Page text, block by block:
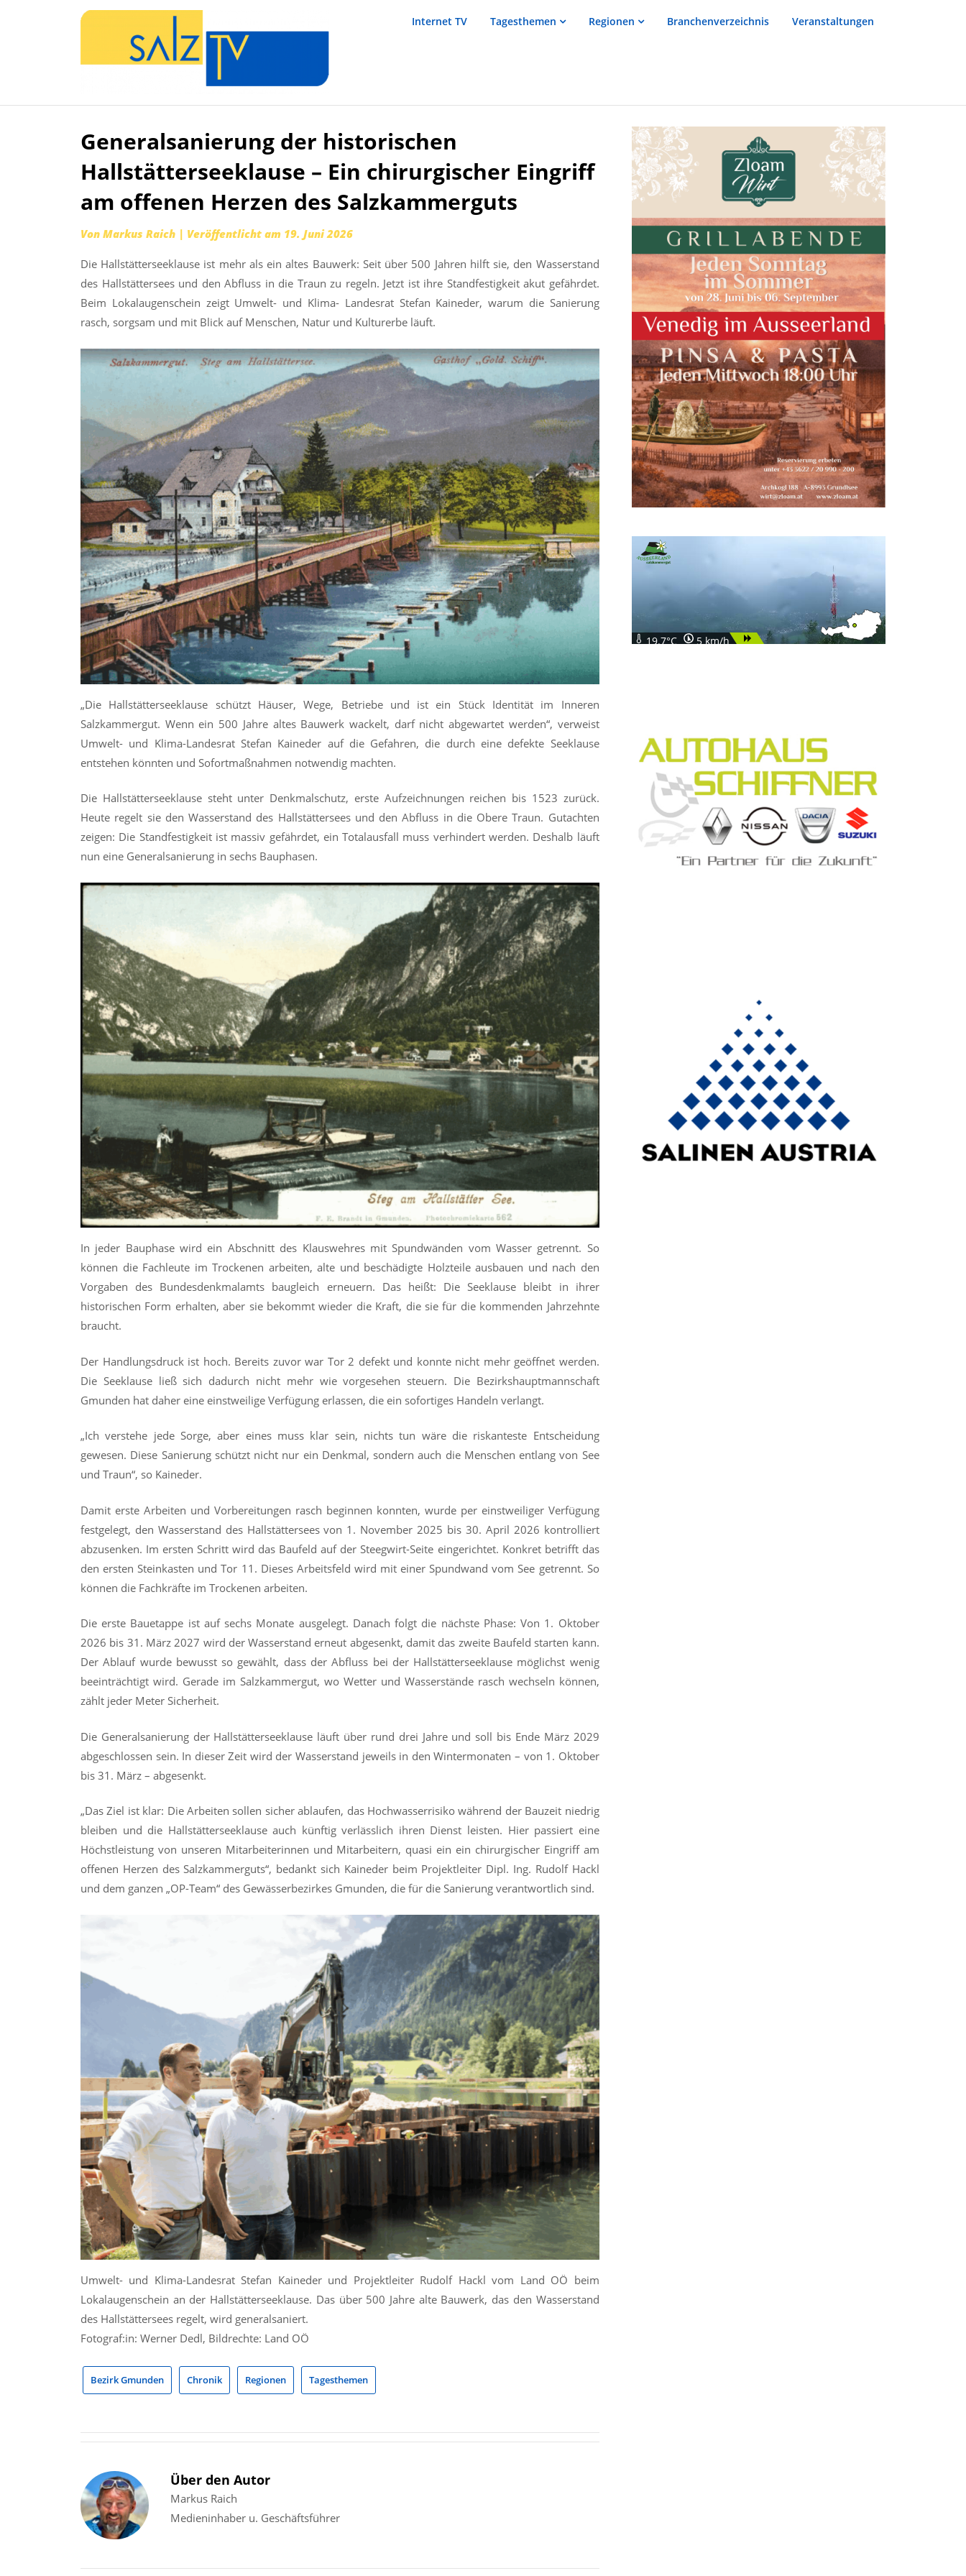
Internet TV Tagesthemen Regionen Branchenverzeichnis Veranstaltungen
Zum
springen
Generalsanierung der historischen
Hallstätterseeklause – Ein chirurgischer Eingriff
am offenen Herzen des Salzkammerguts
Von Markus Raich | Veröffentlicht am 19. Juni 2026
Die Hallstätterseeklause ist mehr als ein altes Bauwerk: Seit über 500 Jahren hilft sie, den Wasserstand
des Hallstättersees und den Abfluss in die Traun zu regeln. Jetzt ist ihre Standfestigkeit akut gefährdet.
Beim Lokalaugenschein zeigt Umwelt- und Klima- Landesrat Stefan Kaineder, warum die Sanierung
rasch, sorgsam und mit Blick auf Menschen, Natur und Kulturerbe läuft.
„Die Hallstätterseeklause schützt Häuser, Wege, Betriebe und ist ein Stück Identität im Inneren
Salzkammergut. Wenn ein 500 Jahre altes Bauwerk wackelt, darf nicht abgewartet werden“, verweist
Umwelt- und Klima-Landesrat Stefan Kaineder auf die Gefahren, die durch eine defekte Seeklause
entstehen könnten und Sofortmaßnahmen notwendig machten.
Die Hallstätterseeklause steht unter Denkmalschutz, erste Aufzeichnungen reichen bis 1523 zurück.
Heute regelt sie den Wasserstand des Hallstättersees und den Abfluss in die Obere Traun. Gutachten
zeigen: Die Standfestigkeit ist massiv gefährdet, ein Totalausfall muss verhindert werden. Deshalb läuft
nun eine Generalsanierung in sechs Bauphasen.
In jeder Bauphase wird ein Abschnitt des Klauswehres mit Spundwänden vom Wasser getrennt. So
können die Fachleute im Trockenen arbeiten, alte und beschädigte Holzteile ausbauen und nach den
Vorgaben des Bundesdenkmalamts baugleich erneuern. Das heißt: Die Seeklause bleibt in ihrer
historischen Form erhalten, aber sie bekommt wieder die Kraft, die sie für die kommenden Jahrzehnte
braucht.
Der Handlungsdruck ist hoch. Bereits zuvor war Tor 2 defekt und konnte nicht mehr geöffnet werden.
Die Seeklause ließ sich dadurch nicht mehr wie vorgesehen steuern. Die Bezirkshauptmannschaft
Gmunden hat daher eine einstweilige Verfügung erlassen, die ein sofortiges Handeln verlangt.
„Ich verstehe jede Sorge, aber eines muss klar sein, nichts tun wäre die riskanteste Entscheidung
gewesen. Diese Sanierung schützt nicht nur ein Denkmal, sondern auch die Menschen entlang von See
und Traun“, so Kaineder.
Damit erste Arbeiten und Vorbereitungen rasch beginnen konnten, wurde per einstweiliger Verfügung
festgelegt, den Wasserstand des Hallstättersees von 1. November 2025 bis 30. April 2026 kontrolliert
abzusenken. Im ersten Schritt wird das Baufeld auf der Steegwirt-Seite eingerichtet. Konkret betrifft das
den ersten Steinkasten und Tor 11. Dieses Arbeitsfeld wird mit einer Spundwand vom See getrennt. So
können die Fachkräfte im Trockenen arbeiten.
Die erste Bauetappe ist auf sechs Monate ausgelegt. Danach folgt die nächste Phase: Von 1. Oktober
2026 bis 31. März 2027 wird der Wasserstand erneut abgesenkt, damit das zweite Baufeld starten kann.
Der Ablauf wurde bewusst so gewählt, dass der Abfluss bei der Hallstätterseeklause möglichst wenig
beeinträchtigt wird. Gerade im Salzkammergut, wo Wetter und Wasserstände rasch wechseln können,
zählt jeder Meter Sicherheit.
Die Generalsanierung der Hallstätterseeklause läuft über rund drei Jahre und soll bis Ende März 2029
abgeschlossen sein. In dieser Zeit wird der Wasserstand jeweils in den Wintermonaten – von 1. Oktober
bis 31. März – abgesenkt.
„Das Ziel ist klar: Die Arbeiten sollen sicher ablaufen, das Hochwasserrisiko während der Bauzeit niedrig
bleiben und die Hallstätterseeklause auch künftig verlässlich ihren Dienst leisten. Hier passiert eine
Höchstleistung von unseren Mitarbeiterinnen und Mitarbeitern, quasi ein ein chirurgischer Eingriff am
offenen Herzen des Salzkammerguts“, bedankt sich Kaineder beim Projektleiter Dipl. Ing. Rudolf Hackl
und dem ganzen „OP-Team“ des Gewässerbezirkes Gmunden, die für die Sanierung verantwortlich sind.
Umwelt- und Klima-Landesrat Stefan Kaineder und Projektleiter Rudolf Hackl vom Land OÖ beim
Lokalaugenschein an der Hallstätterseeklause. Das über 500 Jahre alte Bauwerk, das den Wasserstand
des Hallstättersees regelt, wird generalsaniert.
Fotograf:in: Werner Dedl, Bildrechte: Land OÖ
Bezirk Gmunden Chronik Regionen Tagesthemen
Über den Autor
Markus Raich
Medieninhaber u. Geschäftsführer
19.7°C 5 km/h